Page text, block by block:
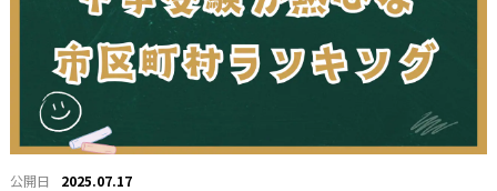
2025.07.17